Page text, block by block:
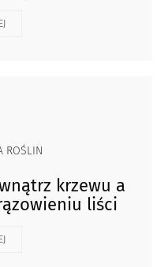
ROŚLIN
krzewu a
liści